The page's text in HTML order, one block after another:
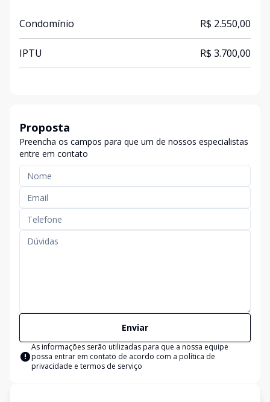
Condomínio R$ 2.550,00
IPTU R$ 3.700,00
Proposta
Preencha os campos para que um de nossos especialistas
entre em contato
Enviar
As informações serão utilizadas para que a nossa equipe
possa entrar em contato de acordo com a política de
privacidade e termos de serviço